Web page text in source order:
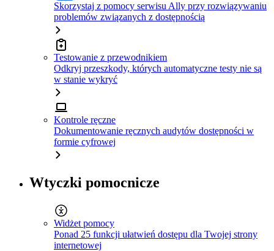
Skorzystaj z pomocy serwisu Ally przy rozwiązywaniu
problemów związanych z dostępnością
Testowanie z przewodnikiem
Odkryj przeszkody, których automatyczne testy nie są
w stanie wykryć
Kontrole ręczne
Dokumentowanie ręcznych audytów dostępności w
formie cyfrowej
Wtyczki pomocnicze
Widżet pomocy
Ponad 25 funkcji ułatwień dostępu dla Twojej strony
internetowej